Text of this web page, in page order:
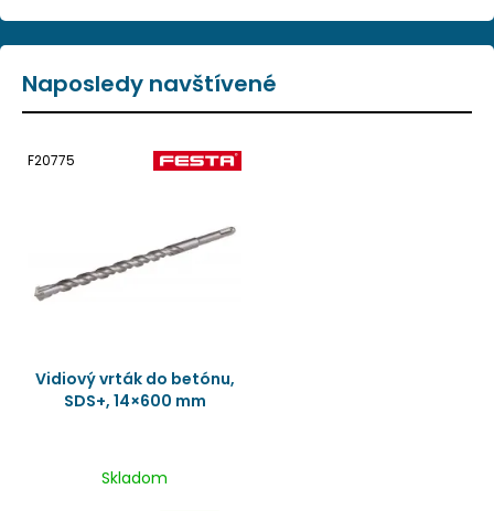
Naposledy navštívené
F20775
Vidiový vrták do betónu,
SDS+, 14×600 mm
Skladom